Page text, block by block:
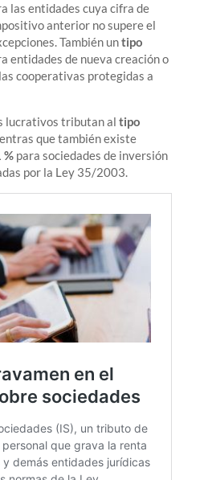
las entidades cuya cifra de
anterior no supere el
También untipo
entidades de nueva creación o
cooperativas protegidas a
lucrativos tributan al tipo
que también existe
%para sociedades de inversión
por la Ley 35/2003.